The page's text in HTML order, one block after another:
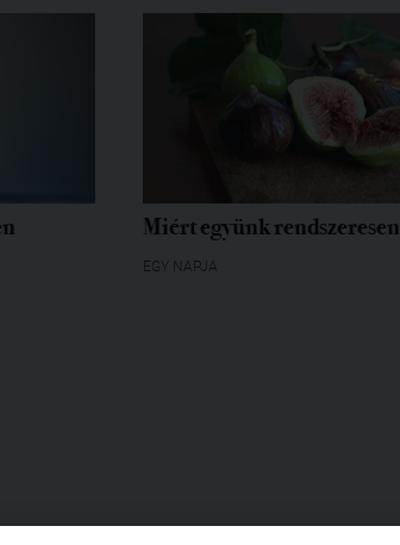
Miért együnk
EGY NAPJA